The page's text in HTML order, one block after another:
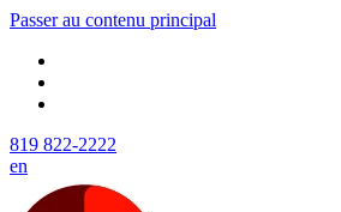
Passer au contenu principal
819 822-2222
en